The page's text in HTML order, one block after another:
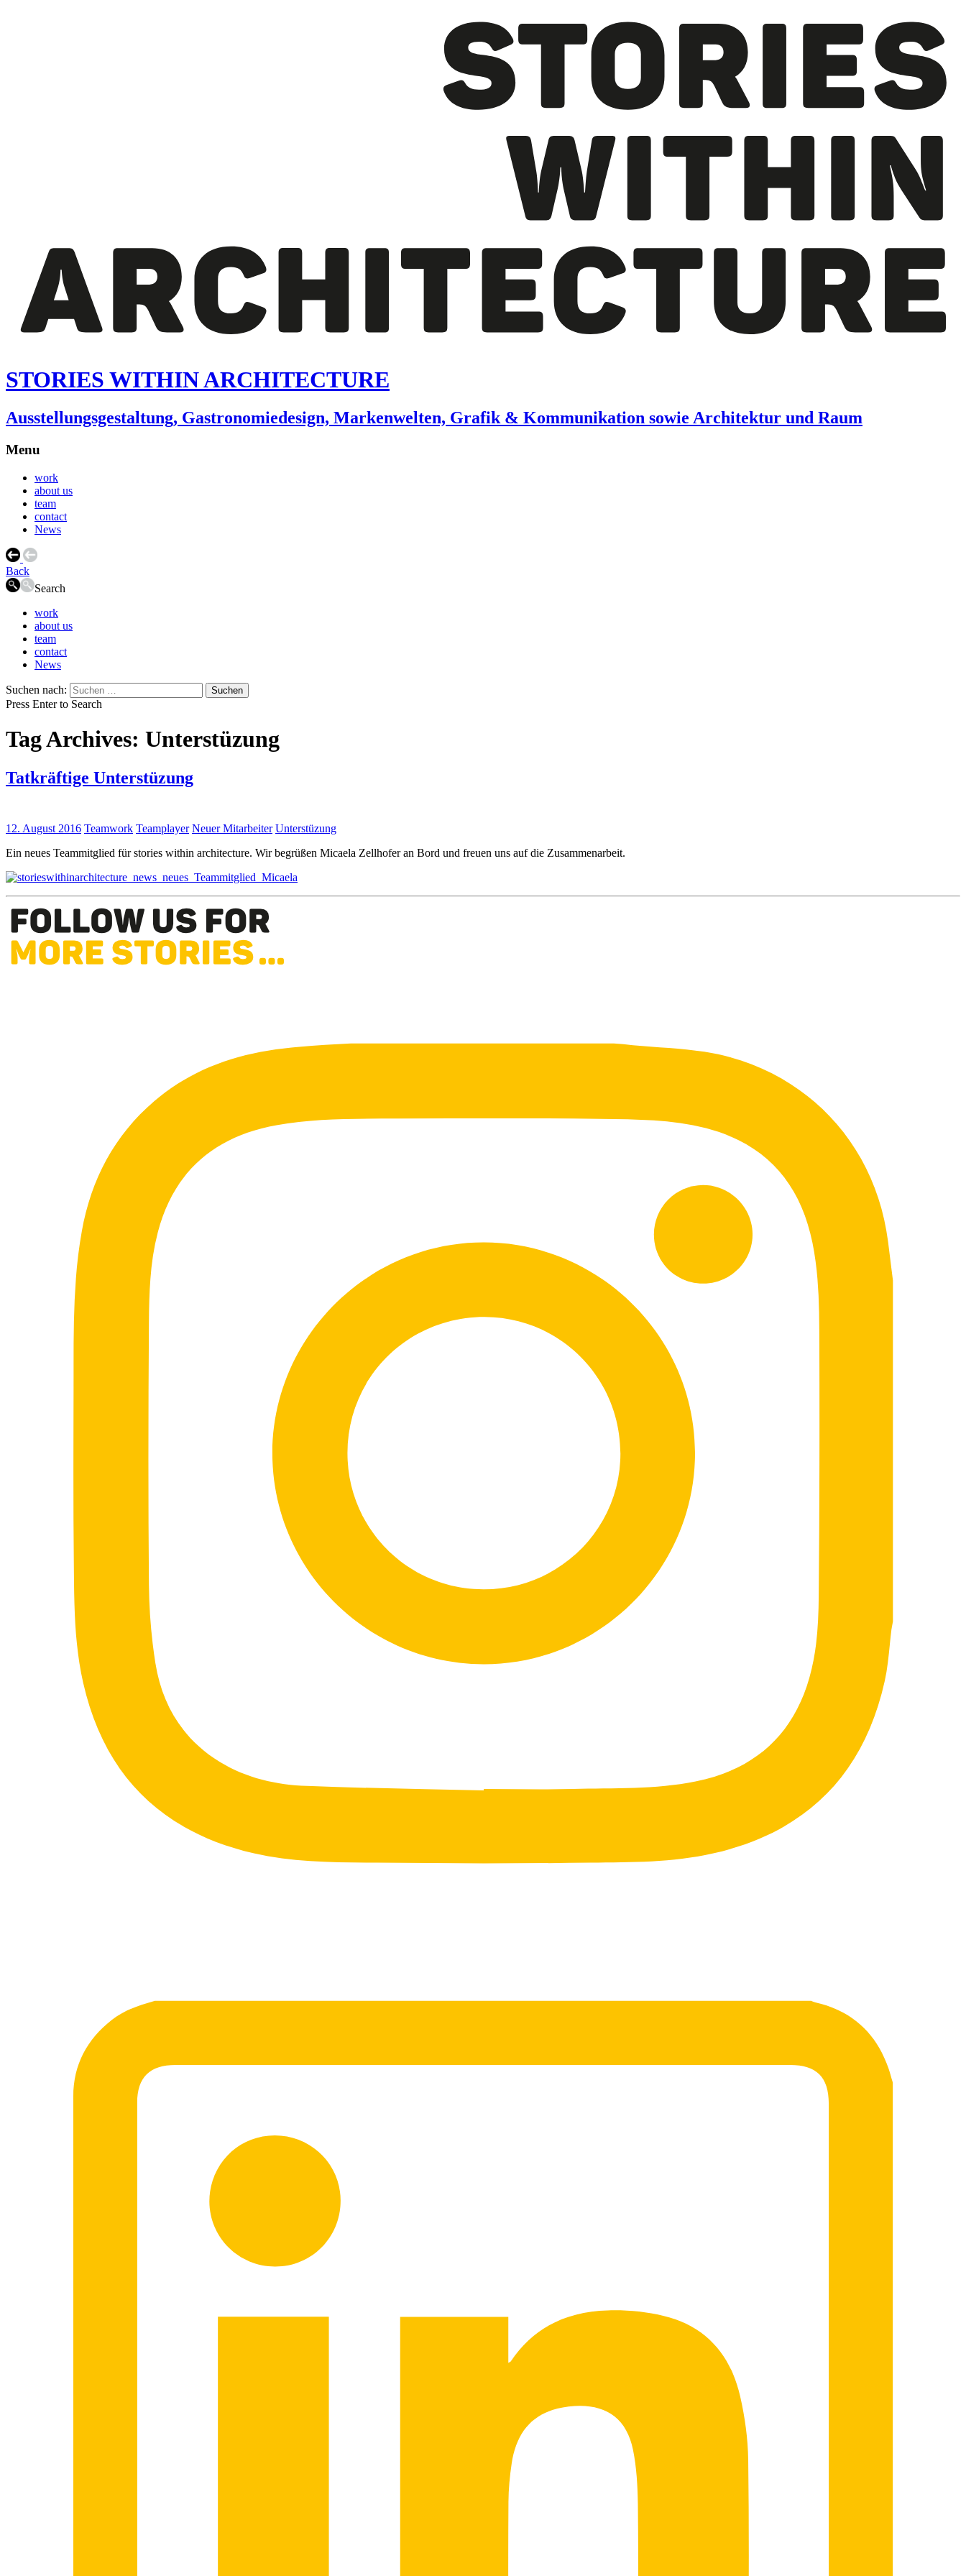
STORIES WITHIN ARCHITECTURE
Ausstellungsgestaltung, Gastronomiedesign, Markenwelten, Grafik & Kommunikation sowie Architektur und Raum
Menu
work
about us
team
contact
News
Back
Search
work
about us
team
contact
News
Suchen nach:
Press Enter to Search
Tag Archives: Unterstüzung
Tatkräftige Unterstüzung
12. August 2016 Teamwork Teamplayer Neuer Mitarbeiter Unterstüzung
Ein neues Teammitglied für stories within architecture. Wir begrüßen Micaela Zellhofer an Bord und freuen uns auf die Zusammenarbeit.